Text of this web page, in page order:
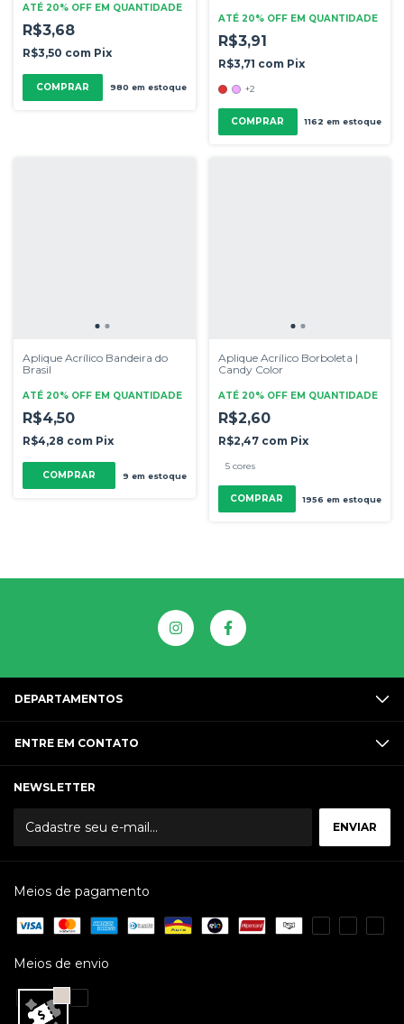
ATÉ 20% OFF EM QUANTIDADE
R$3,68
R$3,50 com Pix
COMPRAR 980 em estoque
ATÉ 20% OFF EM QUANTIDADE
R$3,91
R$3,71 com Pix
+2
COMPRAR 1162 em estoque
Aplique Acrílico Bandeira do
Brasil
ATÉ 20% OFF EM QUANTIDADE
R$4,50
R$4,28 com Pix
COMPRAR 9 em estoque
Aplique Acrílico Borboleta |
Candy Color
ATÉ 20% OFF EM QUANTIDADE
R$2,60
R$2,47 com Pix
5 cores
COMPRAR 1956 em estoque
DEPARTAMENTOS
ENTRE EM CONTATO
NEWSLETTER
Meios de pagamento
Meios de envio